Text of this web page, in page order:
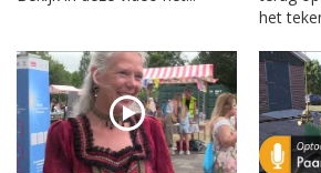
het